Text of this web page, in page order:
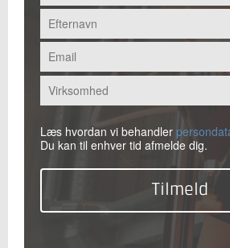
Læs hvordan vi behandler
Du kan til enhver tid afmelde dig.